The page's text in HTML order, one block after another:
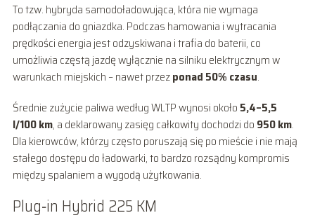
To tzw. hybryda samodoładowująca, która nie wymaga
podłączania do gniazdka. Podczas hamowania i wytracania
prędkości energia jest odzyskiwana i trafia do baterii, co
umożliwia częstą jazdę wyłącznie na silniku elektrycznym w
warunkach miejskich – nawet przezponad 50% czasu.
Średnie zużycie paliwa według WLTP wynosi około 5,4–5,5
l/100 km, a deklarowany zasięg całkowity dochodzi do 950 km.
Dla kierowców, którzy często poruszają się po mieście i nie mają
stałego dostępu do ładowarki, to bardzo rozsądny kompromis
między spalaniem a wygodą użytkowania.
Plug‑in Hybrid 225 KM